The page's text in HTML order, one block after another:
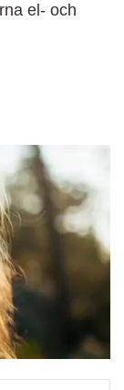
el- och